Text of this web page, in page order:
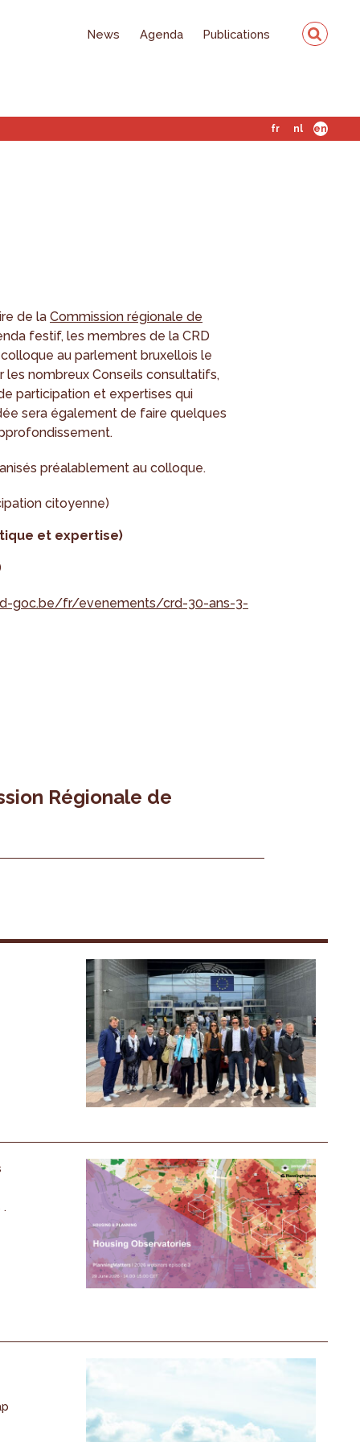
News Agenda Publications
fr nl en
de laCommission régionale de
festif, les membres de la CRD
au parlement bruxellois le
les nombreux Conseils consultatifs,
participation et expertises qui
sera également de faire quelques
préalablement au colloque.
citoyenne)
et expertise)
goc.be/fr/evenements/crd-30-ans-3-
Régionale de